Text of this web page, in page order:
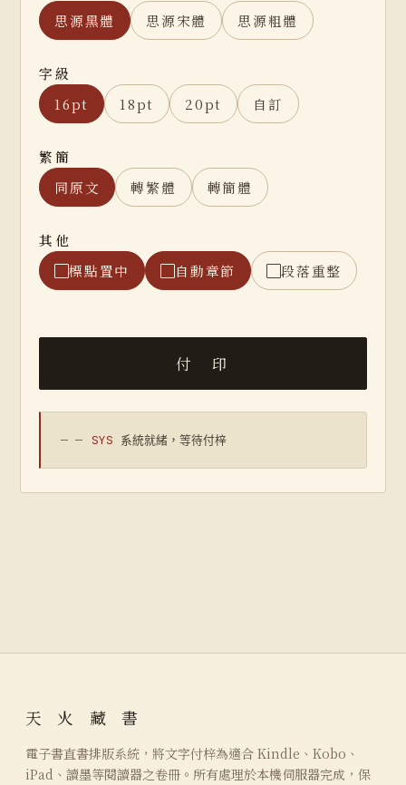
思源黑體
思源宋體 思源粗體
字級
16pt
18pt 20pt 自訂
繁簡
同原文
轉繁體 轉簡體
其他
標點置中
自動章節 段落重整
— — SYS 系統就緒，等待付梓
天 火 藏 書
電子書直書排版系統，將文字付梓為適合 Kindle、Kobo、
iPad、讀墨等閱讀器之卷冊。所有處理於本機伺服器完成，保